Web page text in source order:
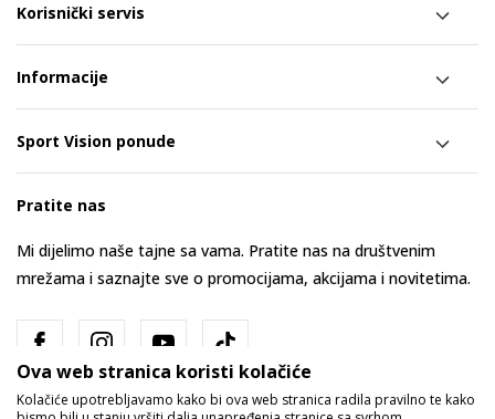
Korisnički servis
Informacije
Sport Vision ponude
Pratite nas
Mi dijelimo naše tajne sa vama. Pratite nas na društvenim
mrežama i saznajte sve o promocijama, akcijama i novitetima.
Ova web stranica koristi kolačiće
Kolačiće upotrebljavamo kako bi ova web stranica radila pravilno te kako